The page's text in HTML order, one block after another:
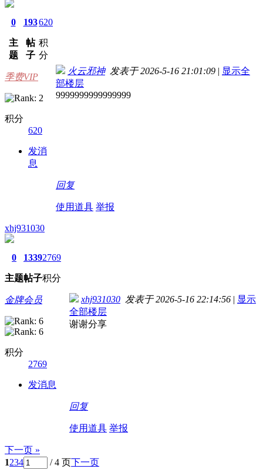
0
主
题
193
帖
子
620
积
分
季费VIP
积分
620
发消
息
火云邪神发表于 2026-5-16 21:01:09 | 显示全
部楼层
9999999999999999
回复
使用道具 举报
xhj931030
0
主题
1339
帖子
2769
积分
金牌会员
积分
2769
发消息
xhj931030 发表于 2026-5-16 22:14:56 | 显示
全部楼层
谢谢分享
回复
使用道具 举报
下一页 »
1234 / 4 页下一页